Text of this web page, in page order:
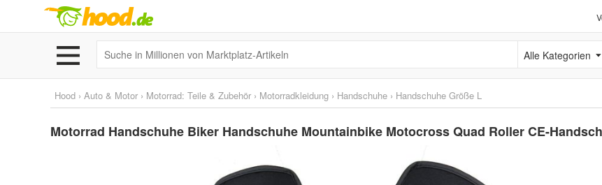
Alle Kategorien
Hood › Auto & Motor › Motorrad: Teile & Zubehör › Motorradkleidung › Handschuhe › Handschuhe Größe L
Motorrad Handschuhe Biker Handschuhe Mountainbike Motocross Quad Roller CE-